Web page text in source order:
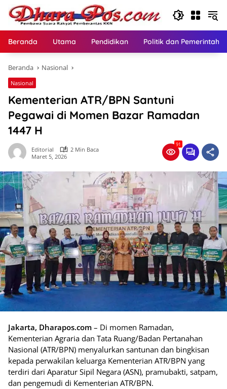
Langsung
konten
Beranda Utama Pendidikan Politik dan
Beranda Nasional
Nasional
Kementerian ATR/BPN Santuni
Pegawai di Momen Bazar Ramadan
1447 H
Editorial
2 Min Baca
Maret 5, 2026
91
Jakarta, Dharapos.com – Di momen Ramadan,
Kementerian Agraria dan Tata Ruang/Badan Pertanahan
Nasional (ATR/BPN) menyalurkan santunan dan bingkisan
kepada perwakilan keluarga Kementerian ATR/BPN yang
terdiri dari Aparatur Sipil Negara (ASN), pramubakti, satpam,
dan pengemudi di Kementerian ATR/BPN.